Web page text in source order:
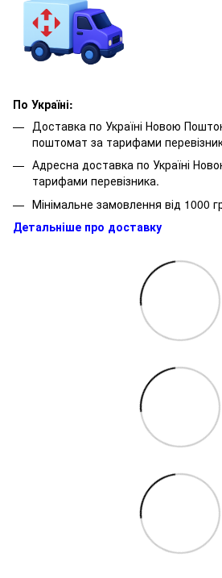
По Україні:
Доставка по Україні Новою
поштомат за тарифами
Адресна доставка по Україні
тарифами перевізника.
Мінімальне замовлення від 1000
Детальніше про доставку